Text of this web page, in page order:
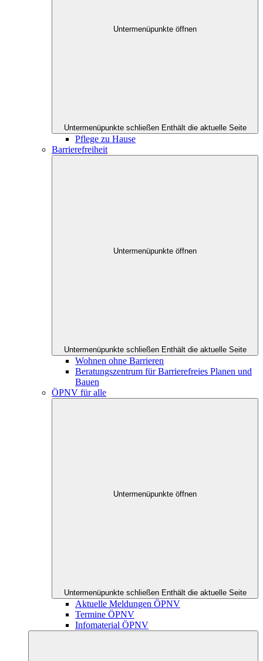
Untermenüpunkte öffnen
Untermenüpunkte schließen Enthält die aktuelle Seite
Pflege zu Hause
Barrierefreiheit
Untermenüpunkte öffnen
Untermenüpunkte schließen Enthält die aktuelle Seite
Wohnen ohne Barrieren
Beratungszentrum für Barrierefreies Planen und
Bauen
ÖPNV für alle
Untermenüpunkte öffnen
Untermenüpunkte schließen Enthält die aktuelle Seite
Aktuelle Meldungen ÖPNV
Termine ÖPNV
Infomaterial ÖPNV